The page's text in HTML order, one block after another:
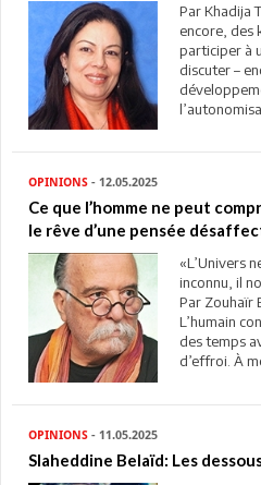
Par Khadija
encore, des
participer à
discuter –
OPINIONS - 12.05.2025
Ce que l’homme ne peut
le rêve d’une pensée
«L’Univers
inconnu, il
Par Zouhaïr
L’humain
des temps
d’effroi. À
OPINIONS - 11.05.2025
Slaheddine Belaïd: Les